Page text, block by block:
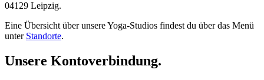
04129 Leipzig.
Eine Übersicht über unsere Yoga-Studios findest du über das Menü
unter Standorte.
Unsere Kontoverbindung.